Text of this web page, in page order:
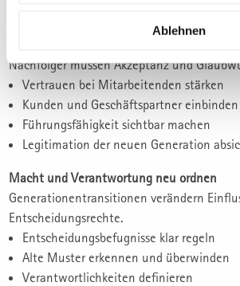
Ablehnen
Nachfolger müssen Akzeptanz und
Vertrauen bei Mitarbeitenden stärken
Kunden und Geschäftspartner einbinden
Führungsfähigkeit sichtbar machen
Legitimation der neuen Generation
Macht und Verantwortung neu ordnen
Generationentransitionen verändern
Entscheidungsrechte.
Entscheidungsbefugnisse klar regeln
Alte Muster erkennen und überwinden
Verantwortlichkeiten definieren